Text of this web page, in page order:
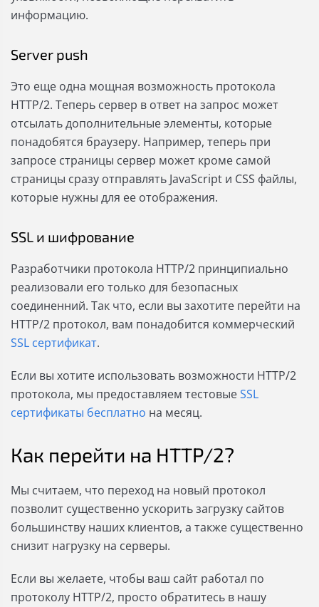
информацию.
Server push
Это еще одна мощная возможность протокола
HTTP/2. Теперь сервер в ответ на запрос может
отсылать дополнительные элементы, которые
понадобятся браузеру. Например, теперь при
запросе страницы сервер может кроме самой
страницы сразу отправлять JavaScript и CSS файлы,
которые нужны для ее отображения.
SSL и шифрование
Разработчики протокола HTTP/2 принципиально
реализовали его только для безопасных
соединенний. Так что, если вы захотите перейти на
HTTP/2 протокол, вам понадобится коммерческий
SSL сертификат.
Если вы хотите использовать возможности HTTP/2
протокола, мы предоставляем тестовыеSSL
сертификаты бесплатно на месяц.
Как перейти на HTTP/2?
Мы считаем, что переход на новый протокол
позволит существенно ускорить загрузку сайтов
большинству наших клиентов, а также существенно
снизит нагрузку на серверы.
Если вы желаете, чтобы ваш сайт работал по
протоколу HTTP/2, просто обратитесь в нашу